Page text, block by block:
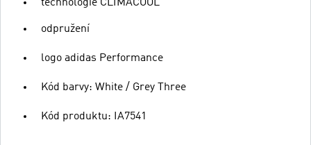
technologie CLIMACOOL
odpružení
logo adidas Performance
Kód barvy: White / Grey Three
Kód produktu: IA7541